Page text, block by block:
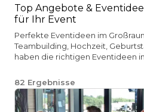
Top Angebote &
für Ihr Event
Perfekte Eventideen im
Teambuilding, Hochzeit,
haben die richtigen Eventideen
82 Ergebnisse